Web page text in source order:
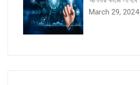
March 29, 2024